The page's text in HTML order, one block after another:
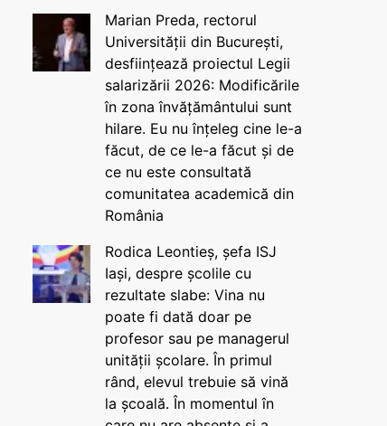
Marian Preda, rectorul
Universității din București,
desființează proiectul Legii
salarizării 2026: Modificările
în zona învățământului sunt
hilare. Eu nu înțeleg cine le-a
făcut, de ce le-a făcut și de
ce nu este consultată
comunitatea academică din
România
Rodica Leontieș, șefa ISJ
Iași, despre școlile cu
rezultate slabe: Vina nu
poate fi dată doar pe
profesor sau pe managerul
unității școlare. În primul
rând, elevul trebuie să vină
la școală. În momentul în